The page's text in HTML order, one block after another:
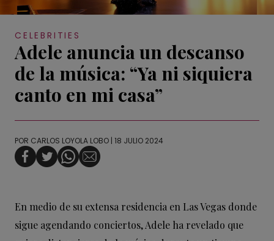
CELEBRITIES
Adele anuncia un descanso
de la música: “Ya ni siquiera
canto en mi casa”
POR CARLOS LOYOLA LOBO | 18 JULIO 2024
En medio de su extensa residencia en Las Vegas donde
sigue agendando conciertos, Adele ha revelado que